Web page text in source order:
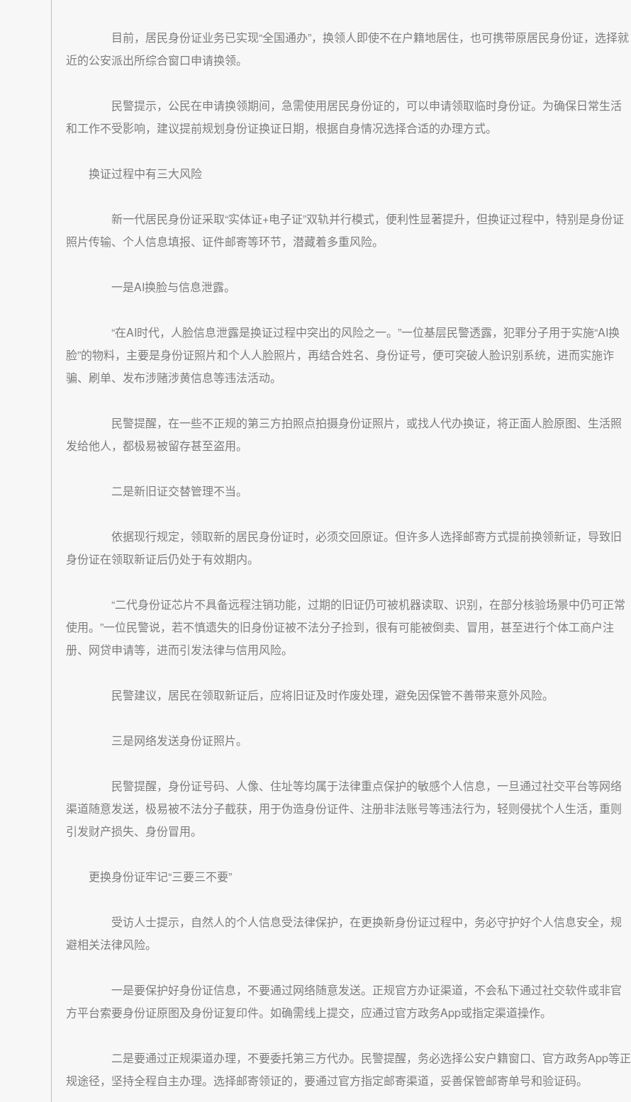
目前，居民身份证业务已实现“全国通办”，换领人即使不在户籍地居住，也可携带原居民身份证，选择就
近的公安派出所综合窗口申请换领。
民警提示，公民在申请换领期间，急需使用居民身份证的，可以申请领取临时身份证。为确保日常生活
和工作不受影响，建议提前规划身份证换证日期，根据自身情况选择合适的办理方式。
换证过程中有三大风险
新一代居民身份证采取“实体证+电子证”双轨并行模式，便利性显著提升，但换证过程中，特别是身份证
照片传输、个人信息填报、证件邮寄等环节，潜藏着多重风险。
一是AI换脸与信息泄露。
“在AI时代，人脸信息泄露是换证过程中突出的风险之一。”一位基层民警透露，犯罪分子用于实施“AI换
脸”的物料，主要是身份证照片和个人人脸照片，再结合姓名、身份证号，便可突破人脸识别系统，进而实施诈
骗、刷单、发布涉赌涉黄信息等违法活动。
民警提醒，在一些不正规的第三方拍照点拍摄身份证照片，或找人代办换证，将正面人脸原图、生活照
发给他人，都极易被留存甚至盗用。
二是新旧证交替管理不当。
依据现行规定，领取新的居民身份证时，必须交回原证。但许多人选择邮寄方式提前换领新证，导致旧
身份证在领取新证后仍处于有效期内。
“二代身份证芯片不具备远程注销功能，过期的旧证仍可被机器读取、识别，在部分核验场景中仍可正常
使用。”一位民警说，若不慎遗失的旧身份证被不法分子捡到，很有可能被倒卖、冒用，甚至进行个体工商户注
册、网贷申请等，进而引发法律与信用风险。
民警建议，居民在领取新证后，应将旧证及时作废处理，避免因保管不善带来意外风险。
三是网络发送身份证照片。
民警提醒，身份证号码、人像、住址等均属于法律重点保护的敏感个人信息，一旦通过社交平台等网络
渠道随意发送，极易被不法分子截获，用于伪造身份证件、注册非法账号等违法行为，轻则侵扰个人生活，重则
引发财产损失、身份冒用。
更换身份证牢记“三要三不要”
受访人士提示，自然人的个人信息受法律保护，在更换新身份证过程中，务必守护好个人信息安全，规
避相关法律风险。
一是要保护好身份证信息，不要通过网络随意发送。正规官方办证渠道，不会私下通过社交软件或非官
方平台索要身份证原图及身份证复印件。如确需线上提交，应通过官方政务App或指定渠道操作。
二是要通过正规渠道办理，不要委托第三方代办。民警提醒，务必选择公安户籍窗口、官方政务App等正
规途径，坚持全程自主办理。选择邮寄领证的，要通过官方指定邮寄渠道，妥善保管邮寄单号和验证码。